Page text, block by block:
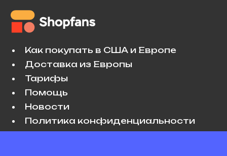
Как покупать в США и Европе
Доставка из Европы
Тарифы
Помощь
Новости
Политика конфиденциальности